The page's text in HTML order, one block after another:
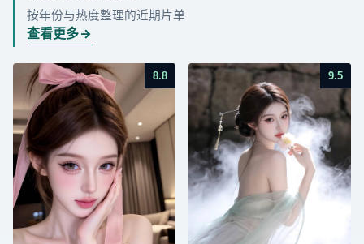
按年份与热度整理的近期片单
查看更多
8.8 9.5